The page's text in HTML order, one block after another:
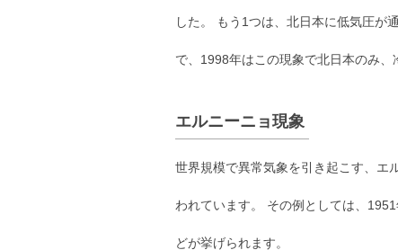
した。 もう1つは、北日本に低気圧が
で、1998年はこの現象で北日本のみ、
エルニーニョ現象
世界規模で異常気象を引き起こす、エ
われています。 その例としては、
どが挙げられます。